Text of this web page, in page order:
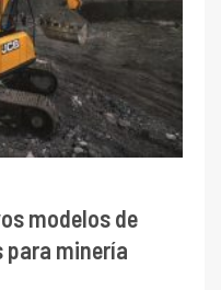
modelos de
minería